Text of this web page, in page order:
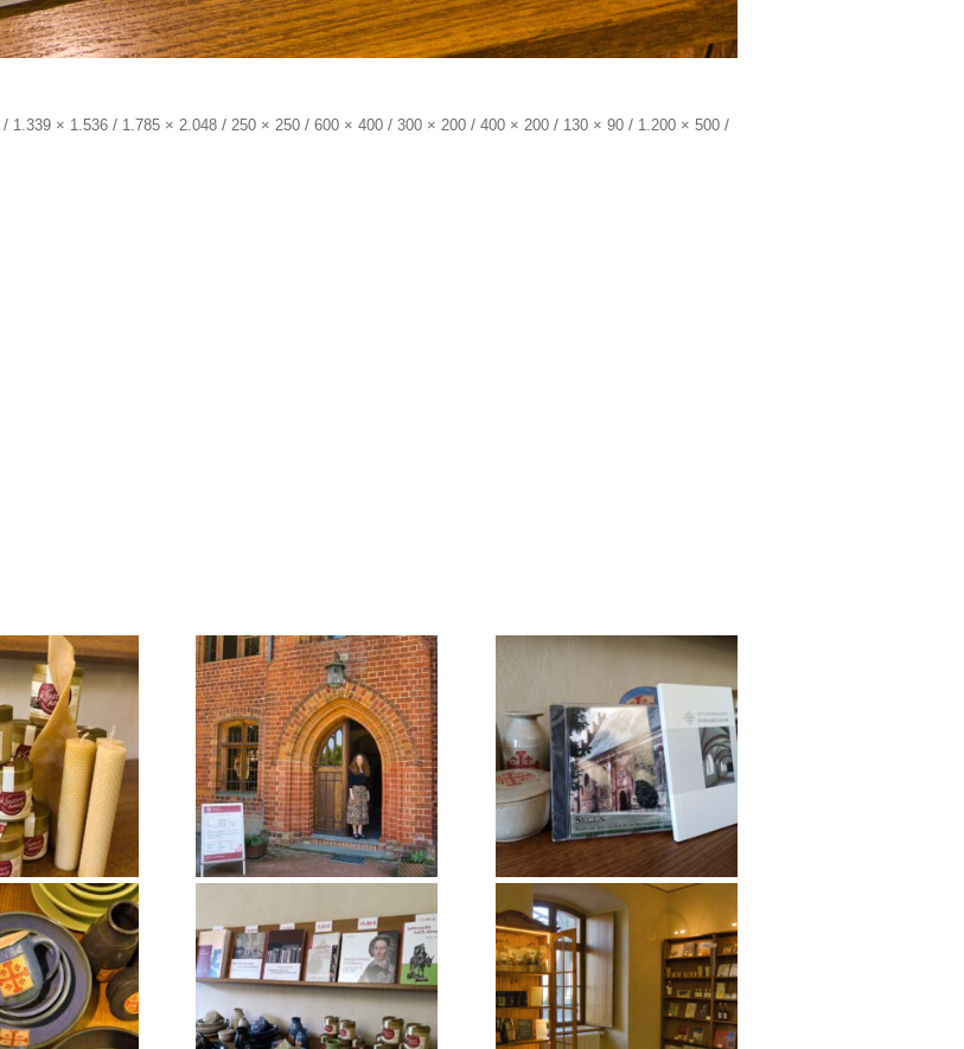
/ 1.339 × 1.536 / 1.785 × 2.048 / 250 × 250 / 600 × 400 / 300 × 200 / 400 × 200 / 130 × 90 / 1.200 × 500 /